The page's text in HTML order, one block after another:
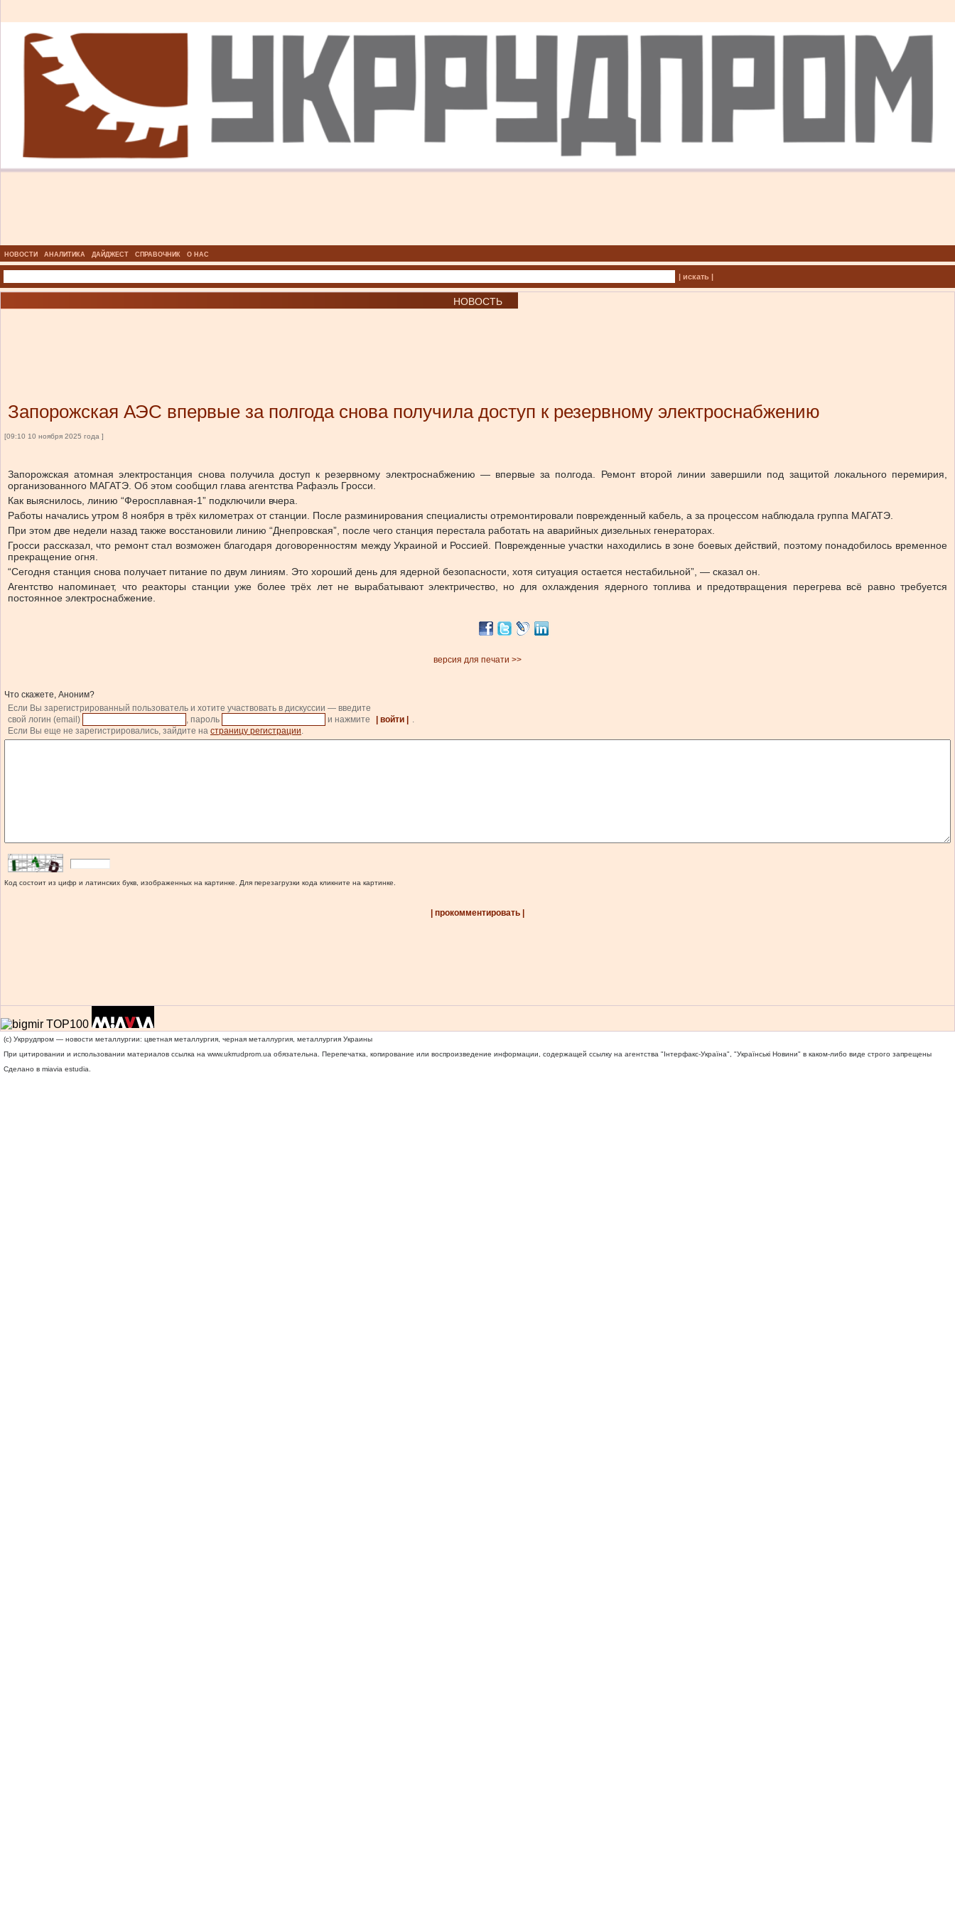
НОВОСТИ АНАЛИТИКА ДАЙДЖЕСТ СПРАВОЧНИК О НАС
| искать |
НОВОСТЬ
Запорожская АЭС впервые за полгода снова получила доступ к резервному электроснабжению
[09:10 10 ноября 2025 года ]
Запорожская атомная электростанция снова получила доступ к резервному электроснабжению — впервые за полгода. Ремонт второй линии завершили под защитой локального перемирия,
организованного МАГАТЭ. Об этом сообщил глава агентства Рафаэль Гросси.
Как выяснилось, линию “Феросплавная-1” подключили вчера.
Работы начались утром 8 ноября в трёх километрах от станции. После разминирования специалисты отремонтировали поврежденный кабель, а за процессом наблюдала группа МАГАТЭ.
При этом две недели назад также восстановили линию “Днепровская”, после чего станция перестала работать на аварийных дизельных генераторах.
Гросси рассказал, что ремонт стал возможен благодаря договоренностям между Украиной и Россией. Поврежденные участки находились в зоне боевых действий, поэтому понадобилось временное
прекращение огня.
“Сегодня станция снова получает питание по двум линиям. Это хороший день для ядерной безопасности, хотя ситуация остается нестабильной”, — сказал он.
Агентство напоминает, что реакторы станции уже более трёх лет не вырабатывают электричество, но для охлаждения ядерного топлива и предотвращения перегрева всё равно требуется
постоянное электроснабжение.
версия для печати >>
Что скажете, Аноним?
Если Вы зарегистрированный пользователь и хотите участвовать в дискуссии — введите
свой логин (email)
, пароль и нажмите | войти |
.
Если Вы еще не зарегистрировались, зайдите на страницу регистрации.
Код состоит из цифр и латинских букв, изображенных на картинке. Для перезагрузки кода кликните на картинке.
| прокомментировать |
(c) Укррудпром — новости металлургии: цветная металлургия, черная металлургия, металлургия Украины
При цитировании и использовании материалов ссылка на www.ukrrudprom.ua обязательна. Перепечатка, копирование или воспроизведение информации, содержащей ссылку на агентства "Iнтерфакс-Україна", "Українськi Новини" в каком-либо виде строго запрещены
Сделано в miavia estudia.